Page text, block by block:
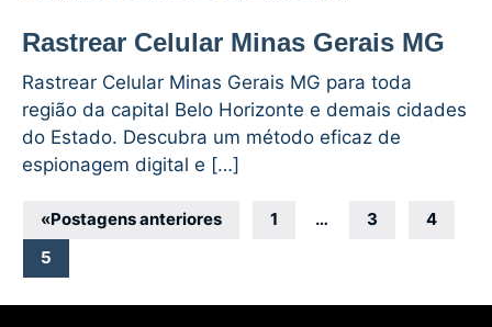
Rastrear Celular Minas Gerais MG
Rastrear Celular Minas Gerais MG para toda
região da capital Belo Horizonte e demais cidades
do Estado. Descubra um método eficaz de
espionagem digital e […]
Navegação
por
posts
«Postagens anteriores 1 … 3
4
5